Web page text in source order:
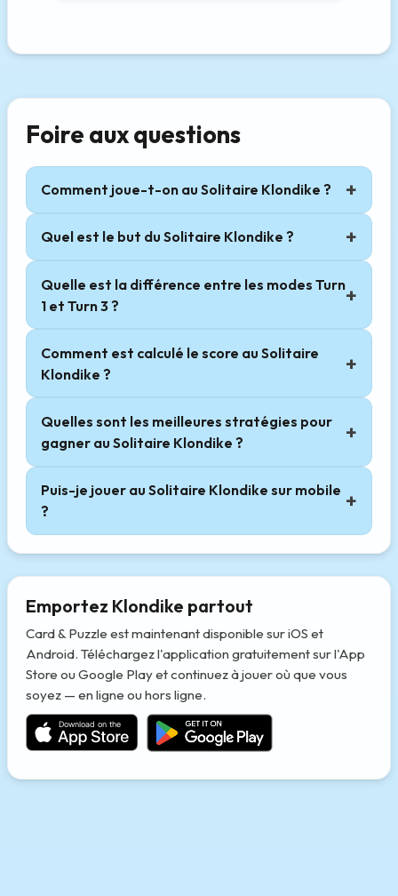
Foire aux questions
Comment joue-t-on au Solitaire Klondike ?
Quel est le but du Solitaire Klondike ?
Quelle est la différence entre les modes Turn
1 et Turn 3 ?
Comment est calculé le score au Solitaire
Klondike ?
Quelles sont les meilleures stratégies pour
gagner au Solitaire Klondike ?
Puis-je jouer au Solitaire Klondike sur mobile
?
Emportez Klondike partout
Card & Puzzle est maintenant disponible sur iOS et
Android. Téléchargez l'application gratuitement sur l'App
Store ou Google Play et continuez à jouer où que vous
soyez — en ligne ou hors ligne.